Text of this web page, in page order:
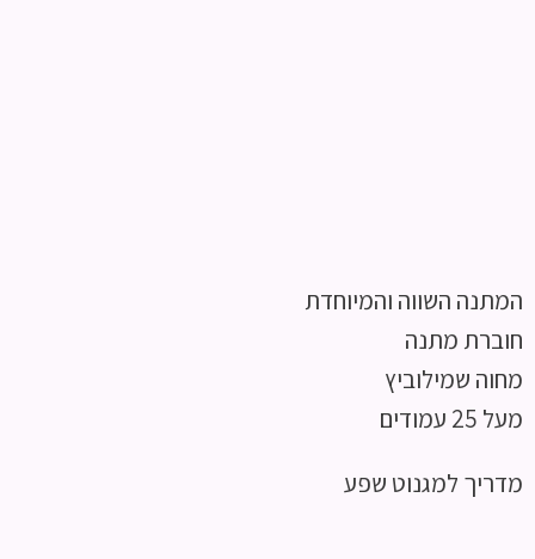
המתנה השווה והמיוחדת
חוברת מתנה
מחוה שמילוביץ
מעל 25 עמודים
מדריך למגנוט שפע